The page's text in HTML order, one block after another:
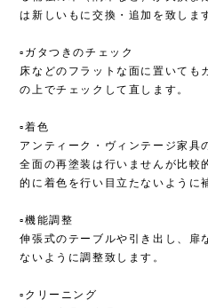
は新しいもに交換・追加を致しま
▫︎ガタつきのチェック
床などのフラットな面に置いても
の上でチェックして直します。
▫︎着色
アンティーク・ヴィンテージ家具
全面の再塗装は行いませんが比較
的に着色を行い目立たないように
▫︎機能調整
伸張式のテーブルや引き出し、扉
ないように調整致します。
▫︎クリーニング